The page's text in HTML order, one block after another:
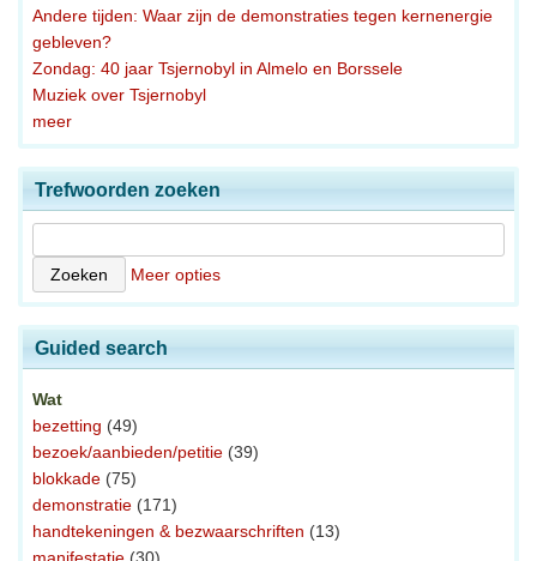
Andere tijden: Waar zijn de demonstraties tegen kernenergie
gebleven?
Zondag: 40 jaar Tsjernobyl in Almelo en Borssele
Muziek over Tsjernobyl
meer
Trefwoorden zoeken
Meer opties
Guided search
Wat
bezetting (49)
bezoek/aanbieden/petitie (39)
blokkade (75)
demonstratie (171)
handtekeningen & bezwaarschriften (13)
manifestatie (30)